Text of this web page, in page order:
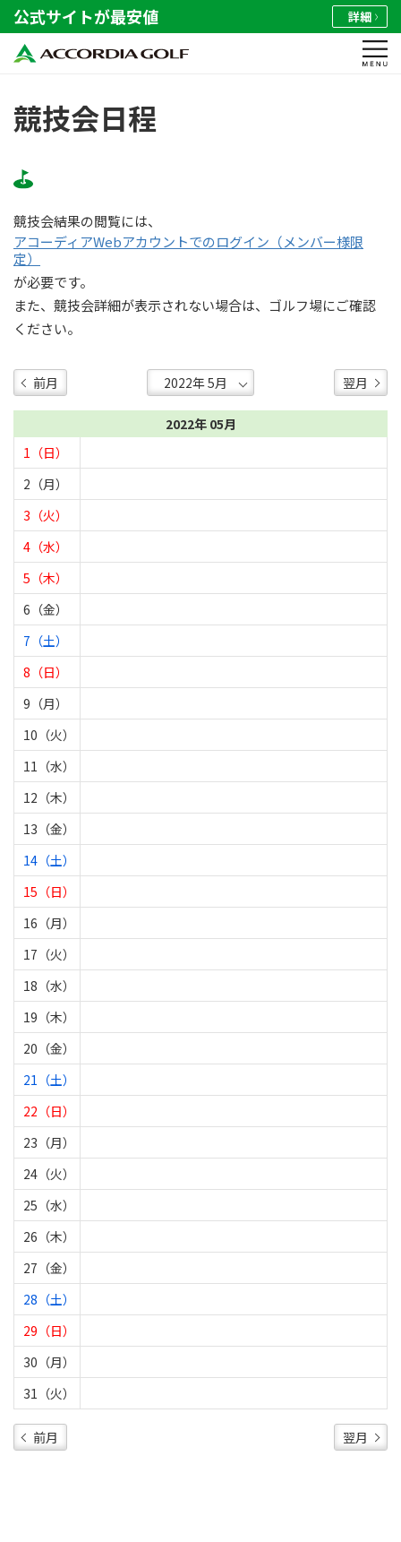
公式サイトが最安値 詳細
競技会日程
競技会結果の閲覧には、
アコーディアWebアカウントでのログイン（メンバー様限
定）
が必要です。
また、競技会詳細が表示されない場合は、ゴルフ場にご確認
ください。
前月 翌月
2022年 05月
1（日）
2（月）
3（火）
4（水）
5（木）
6（金）
7（土）
8（日）
9（月）
10（火）
11（水）
12（木）
13（金）
14（土）
15（日）
16（月）
17（火）
18（水）
19（木）
20（金）
21（土）
22（日）
23（月）
24（火）
25（水）
26（木）
27（金）
28（土）
29（日）
30（月）
31（火）
前月 翌月